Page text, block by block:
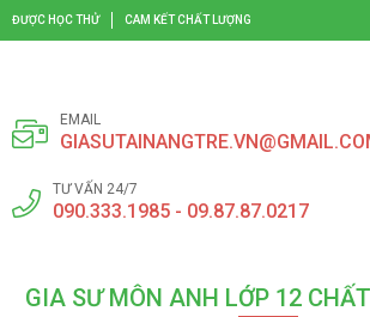
ĐƯỢC HỌC THỬ CAM KẾT CHẤT LƯỢNG
EMAIL
TƯ VẤN 24/7
090.333.1985 - 09.87.87.0217
GIA SƯ MÔN ANH LỚP 12